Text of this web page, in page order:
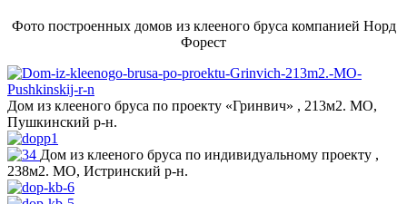
Фото построенных домов из клееного бруса компанией Норд
Форест
Дом из клееного бруса по проекту «Гринвич» , 213м2. МО,
Пушкинский р-н.
Дом из клееного бруса по индивидуальному проекту ,
238м2. МО, Истринский р-н.